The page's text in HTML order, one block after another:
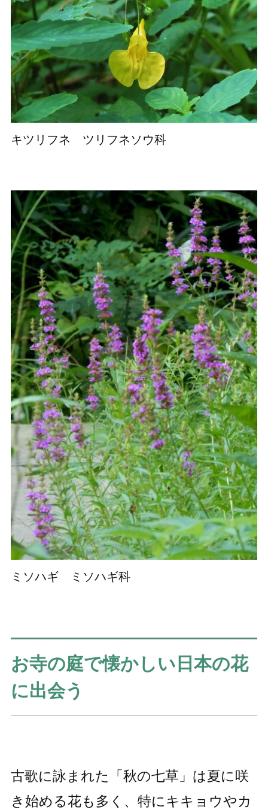
キツリフネ ツリフネソウ科
ミソハギ ミソハギ科
お寺の庭で懐かしい日本の花
に出会う
古歌に詠まれた「秋の七草」は夏に咲
き始める花も多く、特にキキョウやカ